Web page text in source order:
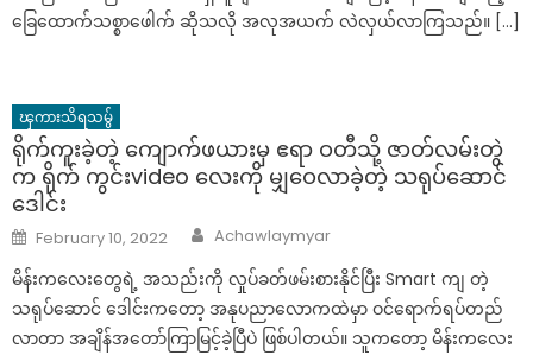
ခြေထောက်သစ္စာဖေါက် ဆိုသလို အလုအယက် လဲလှယ်လာကြသည်။ […]
ၾကားသိရသမွ်
ရိုက်ကူးခဲ့တဲ့ ကျောက်ဖယားမှ ဧရာ ဝတီသို့ ဇာတ်လမ်းတွဲ
က ရိုက် ကွင်းvideo လေးကို မျှဝေလာခဲ့တဲ့ သရုပ်ဆောင်
ဒေါင်း
Posted
on
February 10, 2022 Author
Achawlaymyar
မိန်းကလေးတွေရဲ့ အသည်းကို လှုပ်ခတ်ဖမ်းစားနိုင်ပြီး Smart ကျ တဲ့
သရုပ်ဆောင် ဒေါင်းကတော့ အနုပညာလောကထဲမှာ ဝင်ရောက်ရပ်တည်
လာတာ အချိန်အတော်ကြာမြင့်ခဲ့ပြီပဲ ဖြစ်ပါတယ်။ သူကတော့ မိန်းကလေး